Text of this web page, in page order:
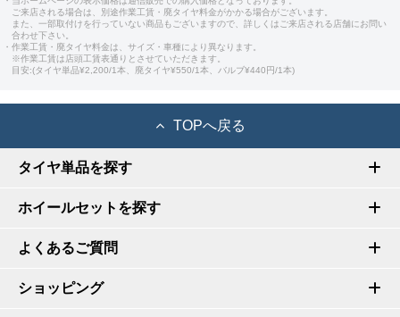
ご来店される場合は、別途作業工賃・廃タイヤ料金がかかる場合がございます。
また、一部取付けを行っていない商品もございますので、詳しくはご来店される店舗にお問い
合わせ下さい。
・作業工賃・廃タイヤ料金は、サイズ・車種により異なります。
※作業工賃は店頭工賃表通りとさせていただきます。
目安:(タイヤ単品¥2,200/1本、廃タイヤ¥550/1本、バルブ¥440円/1本)
TOPへ戻る
タイヤ単品を探す
ホイールセットを探す
よくあるご質問
ショッピング